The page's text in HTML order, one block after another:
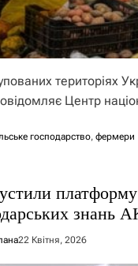
територіях
Центр
господарство, фермери
платформу
знань
22 Квітня, 2026